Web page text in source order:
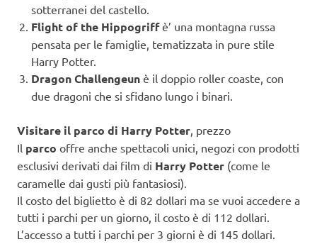
sotterranei del castello.
Flight of the Hippogriffè’ una montagna russa
pensata per le famiglie, tematizzata in pure stile
Harry Potter.
Dragon Challengeun è il doppio roller coaste, con
due dragoni che si sfidano lungo i binari.
Visitare il parco di Harry Potter , prezzo
Il parco offre anche spettacoli unici, negozi con prodotti
esclusivi derivati dai film di Harry Potter (come le
caramelle dai gusti più fantasiosi).
Il costo del biglietto è di 82 dollari ma se vuoi accedere a
tutti i parchi per un giorno, il costo è di 112 dollari.
L’accesso a tutti i parchi per 3 giorni è di 145 dollari.